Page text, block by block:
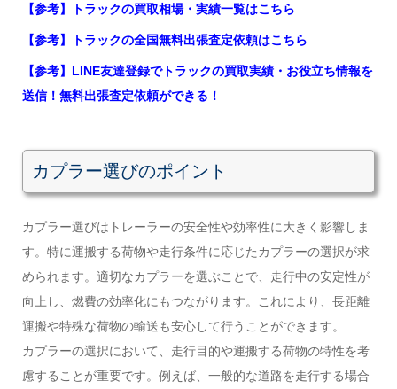
【参考】トラックの買取相場・実績一覧はこちら
【参考】トラックの全国無料出張査定依頼はこちら
【参考】LINE友達登録でトラックの買取実績・お役立ち情報を
送信！無料出張査定依頼ができる！
カプラー選びのポイント
カプラー選びはトレーラーの安全性や効率性に大きく影響しま
す。特に運搬する荷物や走行条件に応じたカプラーの選択が求
められます。適切なカプラーを選ぶことで、走行中の安定性が
向上し、燃費の効率化にもつながります。これにより、長距離
運搬や特殊な荷物の輸送も安心して行うことができます。
カプラーの選択において、走行目的や運搬する荷物の特性を考
慮することが重要です。例えば、一般的な道路を走行する場合